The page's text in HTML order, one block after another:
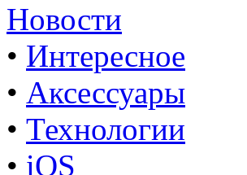
Новости
• Интересное
• Аксессуары
• Технологии
• iOS